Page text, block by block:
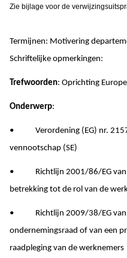
Zie bijlage voor de
Termijnen: Motivering
Schriftelijke
Trefwoorden: Oprichting
Onderwerp:
• Verordening (EG) nr. 2157/
vennootschap (SE)
• Richtlijn 2001/86/EG van de
betrekking tot de rol van de
• Richtlijn 2009/38/EG van het
ondernemingsraad of van een
raadpleging van de werknemers